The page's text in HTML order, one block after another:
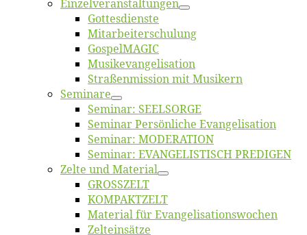
Einzelver­an­stal­tungen
Got­tes­diens­te
Mitarbeiter­schulung
Gos­pel­MA­GIC
Musikevan­ge­li­sa­tion
Straßenmis­sion mit Musikern
Se­mi­na­re
Se­mi­nar: SEELSORGE
Se­mi­nar Per­sön­li­che Evangelisation
Se­mi­nar: MODERATION
Se­mi­nar: EVANGELISTISCH PREDIGEN
Zel­te und Material
GROSSZELT
KOMPAKTZELT
Ma­te­ri­al für Evangelisationswochen
Zelt­ein­sät­ze